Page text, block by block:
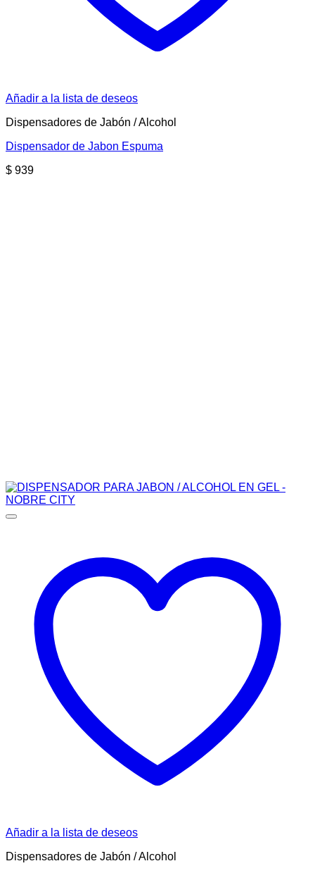
Añadir a la lista de deseos
Dispensadores de Jabón / Alcohol
Dispensador de Jabon Espuma
$ 939
Añadir a la lista de deseos
Dispensadores de Jabón / Alcohol